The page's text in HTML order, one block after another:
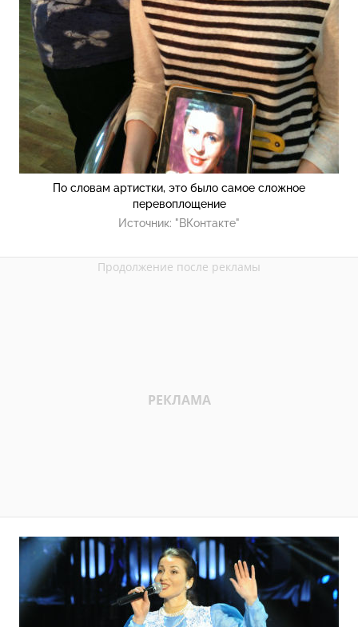
По словам артистки, это было самое сложное
перевоплощение
Источник: "ВКонтакте"